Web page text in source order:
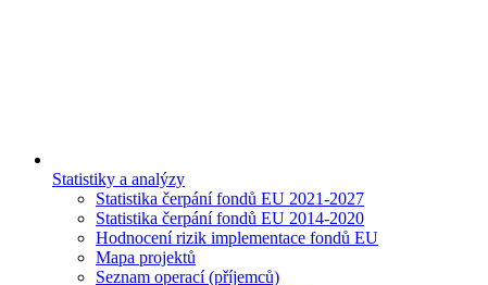
Statistiky a analýzy
Statistika čerpání fondů EU 2021-2027
Statistika čerpání fondů EU 2014-2020
Hodnocení rizik implementace fondů EU
Mapa projektů
Seznam operací (příjemců)